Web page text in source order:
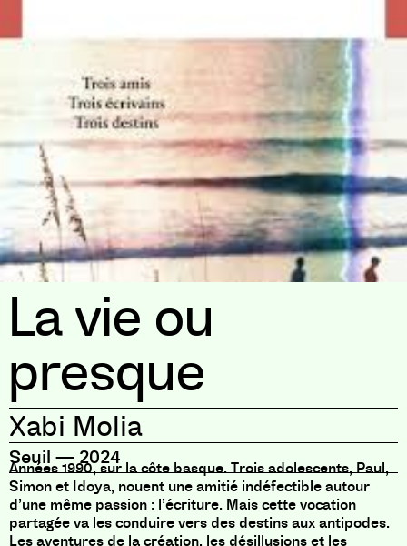
La vie ou
presque
Xabi Molia
Seuil — 2024
Années 1990, sur la côte basque. Trois adolescents, Paul,
Simon et Idoya, nouent une amitié indéfectible autour
d’une même passion : l’écriture. Mais cette vocation
partagée va les conduire vers des destins aux antipodes.
Les aventures de la création, les désillusions et les